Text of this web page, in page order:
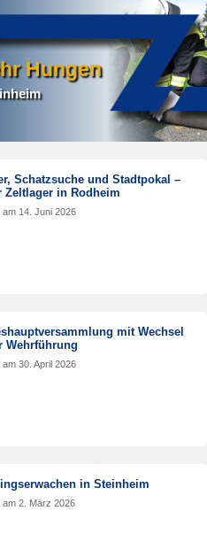
Hungen
Schatzsuche und Stadtpokal –
Zeltlager in Rodheim
am 14. Juni 2026
mit Wechsel
Wehrführung
am30. April 2026
in Steinheim
am2. März 2026